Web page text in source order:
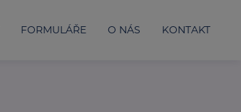
FORMULÁŘE O NÁS KONTAKT